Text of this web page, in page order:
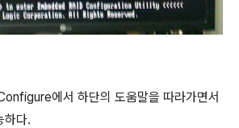
에서 하단의 도움말을 따라가면서
하다.